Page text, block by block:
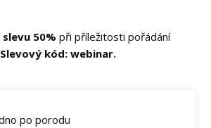
slevu 50% při příležitosti pořádání
Slevový kód: webinar.
po porodu